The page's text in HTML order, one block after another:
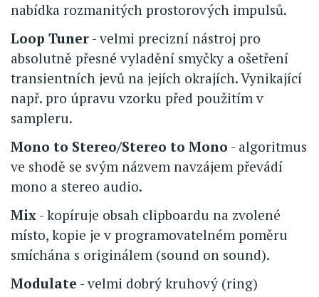
nabídka rozmanitých prostorových impulsů.
Loop Tuner - velmi precizní nástroj pro
absolutně přesné vyladění smyčky a ošetření
transientních jevů na jejích okrajích. Vynikající
např. pro úpravu vzorku před použitím v
sampleru.
Mono to Stereo/Stereo to Mono - algoritmus
ve shodě se svým názvem navzájem převádí
mono a stereo audio.
Mix - kopíruje obsah clipboardu na zvolené
místo, kopie je v programovatelném poměru
smíchána s originálem (sound on sound).
Modulate - velmi dobrý kruhový (ring)